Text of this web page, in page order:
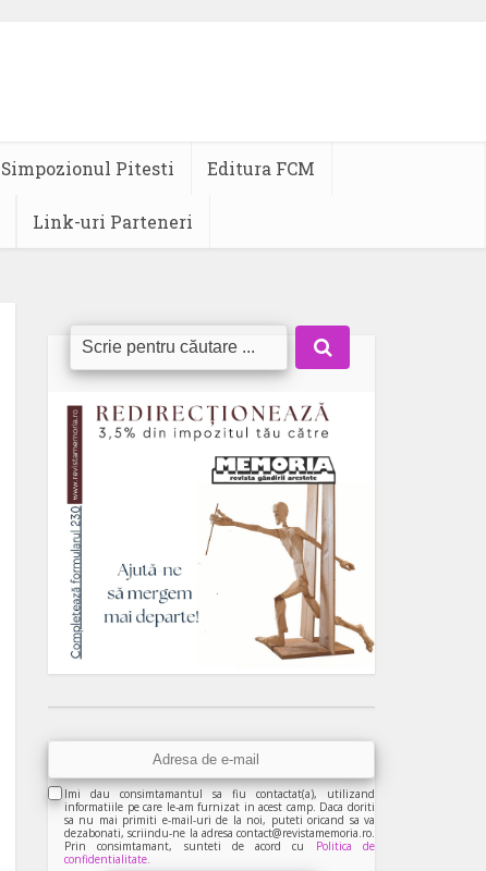
Simpozionul Pitesti Editura FCM
Link-uri Parteneri
Imi dau consimtamantul sa fiu contactat(a), utilizand
informatiile pe care le-am furnizat in acest camp. Daca doriti
sa nu mai primiti e-mail-uri de la noi, puteti oricand sa va
dezabonati, scriindu-ne la adresa contact@revistamemoria.ro.
Prin consimtamant, sunteti de acord cu Politica de
confidentialitate.